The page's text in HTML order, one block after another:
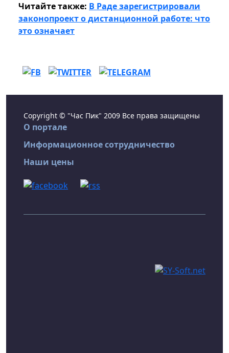
Читайте также: В Раде зарегистрировали
законопроект о дистанционной работе: что
это означает
Copyright © "Час Пик" 2009 Все права защищены
О портале
Информационное сотрудничество
Наши цены